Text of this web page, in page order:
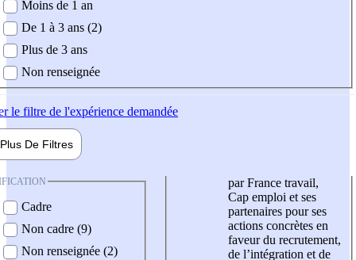
demandée
Moins de 1 an
De 1 à 3 ans (2)
Plus de 3 ans
Non renseignée
le filtre de l'expérience demandée
Plus De Filtres
Cadre
Non cadre (9)
Non renseignée (2)
par France travail,
Cap emploi et ses
partenaires pour ses
actions concrètes en
faveur du recrutement,
de l’intégration et de